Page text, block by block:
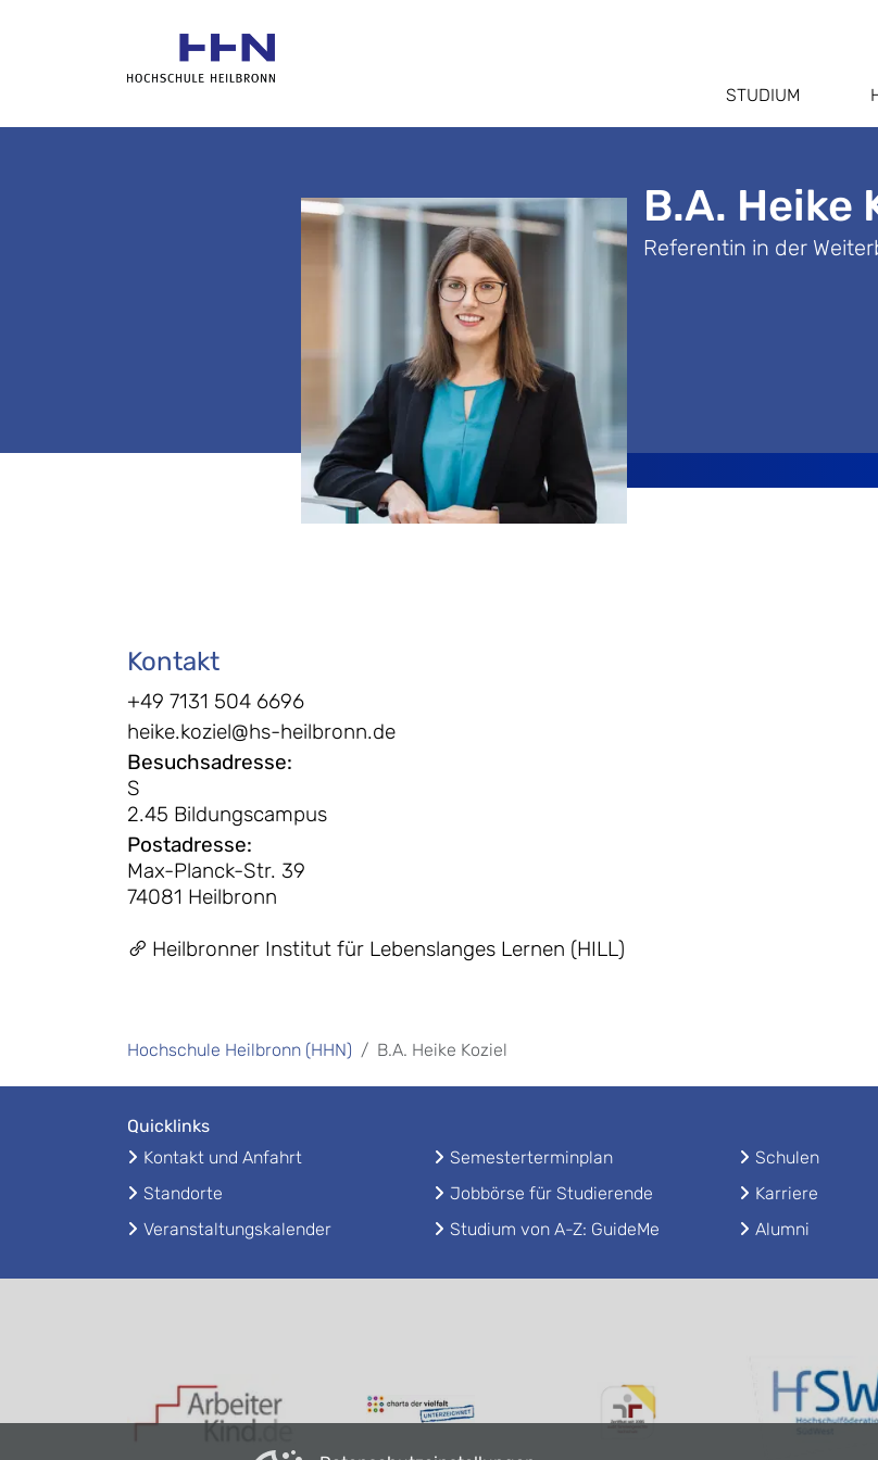
STUDIUM
B.A. Heike
Referentin in der
Kontakt
+49 7131 504 6696
heike.koziel@hs-heilbronn.de
Besuchsadresse:
S
2.45 Bildungscampus
Postadresse:
Max-Planck-Str. 39
74081 Heilbronn
Heilbronner Institut für Lebenslanges Lernen (HILL)
Hochschule Heilbronn (HHN) B.A. Heike Koziel
Quicklinks
Kontakt und Anfahrt
Standorte
Veranstaltungskalender
Semesterterminplan
Jobbörse für Studierende
Studium von A-Z: GuideMe
Schulen
Karriere
Alumni